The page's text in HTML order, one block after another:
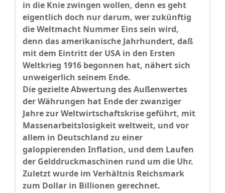
in die Knie zwingen wollen, denn es geht
eigentlich doch nur darum, wer zukünftig
die Weltmacht Nummer Eins sein wird,
denn das amerikanische Jahrhundert, daß
mit dem Eintritt der USA in den Ersten
Weltkrieg 1916 begonnen hat, nähert sich
unweigerlich seinem Ende.
Die gezielte Abwertung des Außenwertes
der Währungen hat Ende der zwanziger
Jahre zur Weltwirtschaftskrise geführt, mit
Massenarbeitslosigkeit weltweit, und vor
allem in Deutschland zu einer
galoppierenden Inflation, und dem Laufen
der Gelddruckmaschinen rund um die Uhr.
Zuletzt wurde im Verhältnis Reichsmark
zum Dollar in Billionen gerechnet.